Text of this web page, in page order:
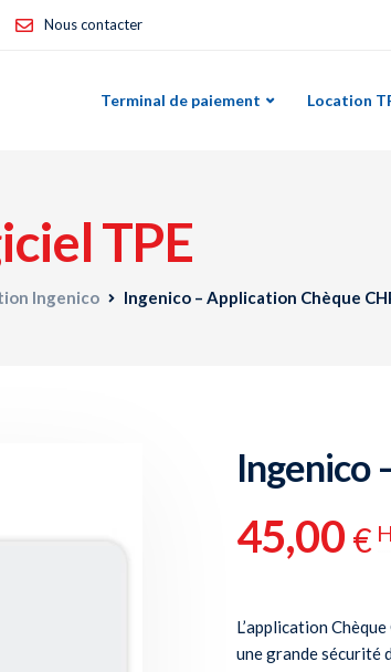
Nous contacter
Terminal de paiement Location
TPE
Ingenico Ingenico – Application Chèque
Ingenico
45,00 €
L’application
une grande sécurité